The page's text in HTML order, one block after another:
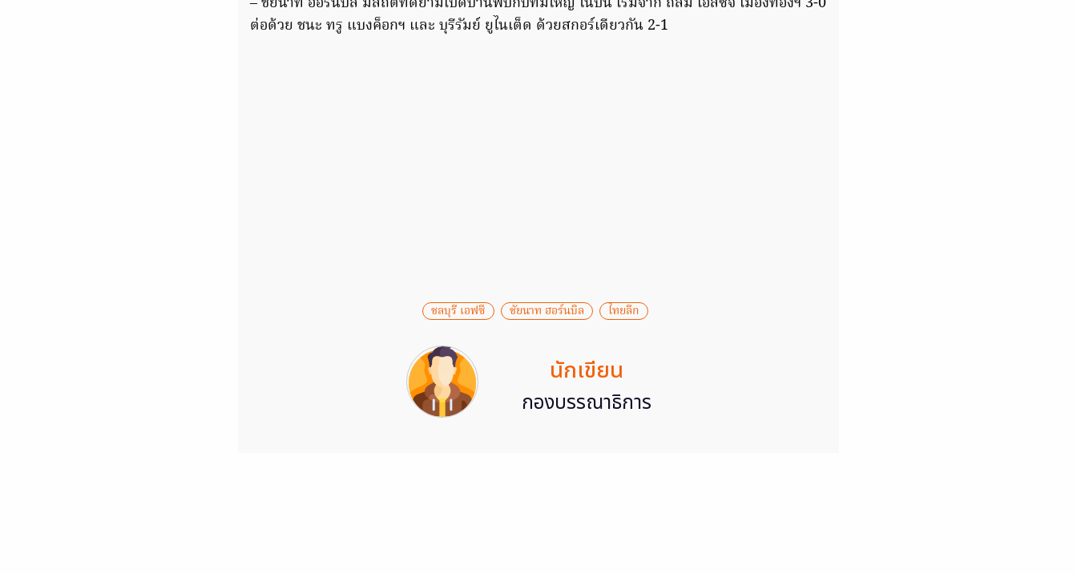
ต่อด้วย ชนะ ทรู แบงค็อกฯ และ บุรีรัมย์ ยูไนเต็ด ด้วยสกอร์เดียวกัน 2-1
ชลบุรี เอฟซี ชัยนาท ฮอร์นบิล ไทยลีก
นักเขียน
กองบรรณาธิการ